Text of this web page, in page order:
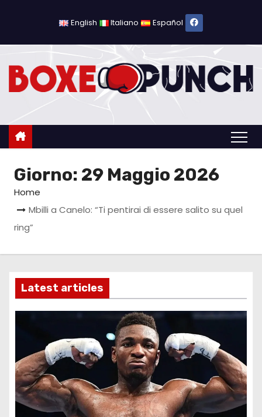
c
o
English Italiano Español
Giorno: 29 Maggio 2026
Home
Mbilli a Canelo: “Ti pentirai di essere salito su quel
ring”
Latest articles